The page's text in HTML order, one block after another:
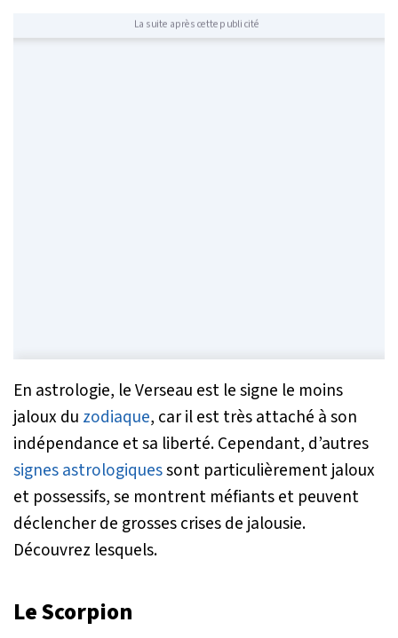
La suite après cette publicité
En astrologie, le Verseau est le signe le moins
jaloux du zodiaque, car il est très attaché à son
indépendance et sa liberté. Cependant, d’autres
signes astrologiquessont particulièrement jaloux
et possessifs, se montrent méfiants et peuvent
déclencher de grosses crises de jalousie.
Découvrez lesquels.
Le Scorpion